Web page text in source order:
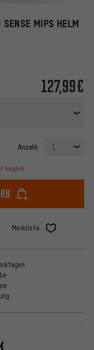
SENSE MIPS HELM
127,99€
Anzahl: 1
möglich
Merkliste